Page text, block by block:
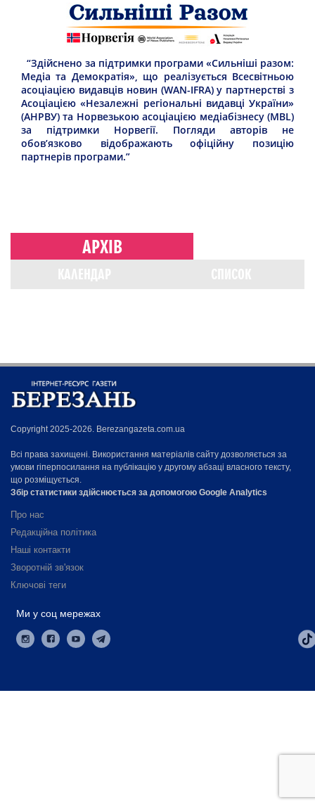
“Здійснено за підтримки програми «Сильніші разом:
Медіа та Демократія», що реалізується Всесвітньою
асоціацією видавців новин (WAN-IFRA) у партнерстві з
Асоціацією «Незалежні регіональні видавці України»
(АНРВУ) та Норвезькою асоціацією медіабізнесу (MBL)
за підтримки Норвегії. Погляди авторів не
обов’язково відображають офіційну позицію
партнерів програми.”
АРХІВ
Copyright 2025-2026. Berezangazeta.com.ua
Всі права захищені. Використання матеріалів сайту дозволяється за
умови гіперпосилання на публікацію у другому абзаці власного тексту,
що розміщується.
Збір статистики здійснюється за допомогою Google Analytics
Про нас
Редакційна політика
Наші контакти
Зворотній зв'язок
Ключові теги
Ми у соц мережах